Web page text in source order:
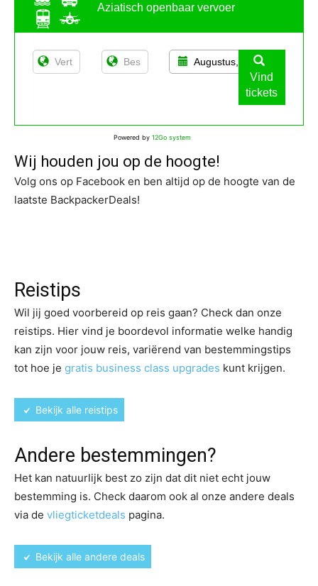
Aziatisch openbaar vervoer
Augustus, 11
Vind
tickets
Powered by 12Go system
Wij houden jou op de hoogte!
Volg ons op Facebook en ben altijd op de hoogte van de
laatste BackpackerDeals!
Reistips
Wil jij goed voorbereid op reis gaan? Check dan onze
reistips. Hier vind je boordevol informatie welke handig
kan zijn voor jouw reis, variërend van bestemmingstips
tot hoe je gratis business class upgrades kunt krijgen.
Bekijk alle reistips
Andere bestemmingen?
Het kan natuurlijk best zo zijn dat dit niet echt jouw
bestemming is. Check daarom ook al onze andere deals
via de vliegticketdeals pagina.
Bekijk alle andere deals